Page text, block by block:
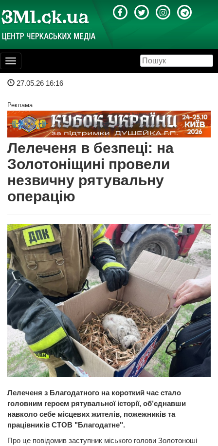
Toggle
navigation
27.05.26 16:16
Реклама
Лелеченя в безпеці: на
Золотоніщині провели
незвичну рятувальну
операцію
Лелеченя з Благодатного на короткий час стало
головним героєм рятувальної історії, об’єднавши
навколо себе місцевих жителів, пожежників та
працівників СТОВ "Благодатне".
Про це повідомив заступник міського голови Золотоноші